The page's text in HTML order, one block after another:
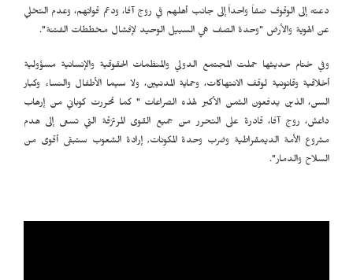
دعته إلى الوقوف صفاً واحداً إلى جانب أهلهم في روج آفا، ودعم قواتهم، وعدم التخلي
عن الهوية والأرض "وحدة الصف هي السبيل الوحيد لإفشال مخططات الفتنة".
وفي ختام حديثها حملت المجتمع الدولي والمنظمات الحقوقية والإنسانية مسؤولية
أخلاقية وقانونية لوقف الانتهاكات، وحماية المدنيين، ولا سيما الأطفال والنساء وكبار
السن، الذين يدفعون الثمن الأكبر لهذه الصراعات " كما تحررت كوباني من إرهاب
داعش، روج آفا، قادرة على التحرر من جميع القوى المرتزقة التي تسعى إلى هدم
مشروع الأمة الديمقراطية وضرب وحدة المكونات, إرادة الشعوب ستبقى أقوى من
السلاح والدمار".